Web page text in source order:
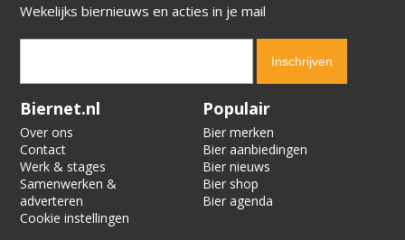
Wekelijks biernieuws en acties in je mail
Verification code:
Biernet.nl
Over ons
Contact
Werk & stages
Samenwerken &
adverteren
Cookie instellingen
Populair
Bier merken
Bier aanbiedingen
Bier nieuws
Bier shop
Bier agenda